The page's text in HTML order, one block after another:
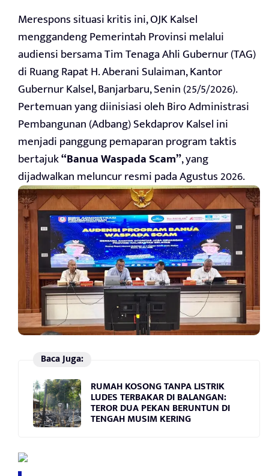
Merespons situasi kritis ini, OJK Kalsel
menggandeng Pemerintah Provinsi melalui
audiensi bersama Tim Tenaga Ahli Gubernur (TAG)
di Ruang Rapat H. Aberani Sulaiman, Kantor
Gubernur Kalsel, Banjarbaru, Senin (25/5/2026).
Pertemuan yang diinisiasi oleh Biro Administrasi
Pembangunan (Adbang) Sekdaprov Kalsel ini
menjadi panggung pemaparan program taktis
bertajuk“Banua Waspada Scam”, yang
dijadwalkan meluncur resmi pada Agustus 2026.
Baca Juga:
RUMAH KOSONG TANPA LISTRIK
LUDES TERBAKAR DI BALANGAN:
TEROR DUA PEKAN BERUNTUN DI
TENGAH MUSIM KERING